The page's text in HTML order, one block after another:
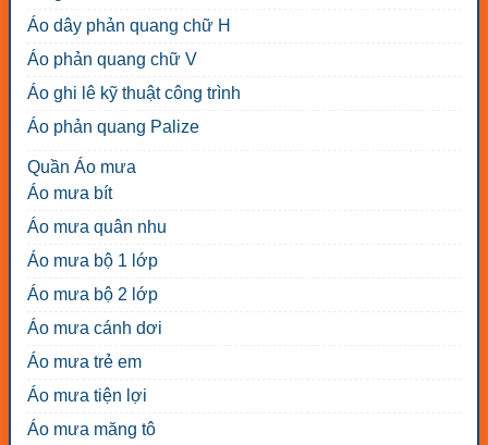
Áo dây phản quang chữ H
Áo phản quang chữ V
Áo ghi lê kỹ thuật công trình
Áo phản quang Palize
Quần Áo mưa
Áo mưa bít
Áo mưa quân nhu
Áo mưa bộ 1 lớp
Áo mưa bộ 2 lớp
Áo mưa cánh dơi
Áo mưa trẻ em
Áo mưa tiện lợi
Áo mưa măng tô